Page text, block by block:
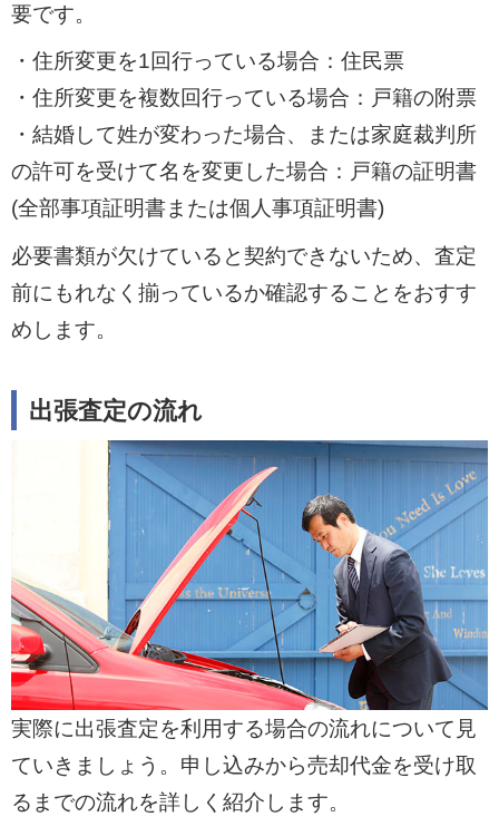
要です。
・住所変更を1回行っている場合：住民票
・住所変更を複数回行っている場合：戸籍の附票
・結婚して姓が変わった場合、または家庭裁判所
の許可を受けて名を変更した場合：戸籍の証明書
(全部事項証明書または個人事項証明書)
必要書類が欠けていると契約できないため、査定
前にもれなく揃っているか確認することをおすす
めします。
出張査定の流れ
実際に出張査定を利用する場合の流れについて見
ていきましょう。申し込みから売却代金を受け取
るまでの流れを詳しく紹介します。